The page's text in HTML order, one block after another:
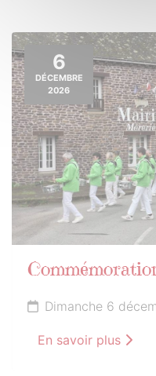
6
DÉCEMBRE
2026
Dimanche 6
En savoir plus